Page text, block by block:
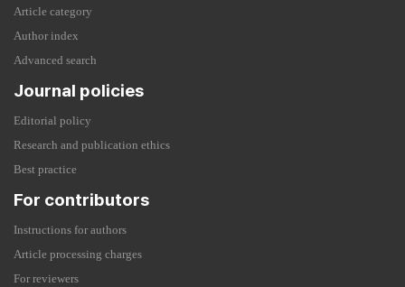
Article category
Author index
Advanced search
Journal policies
Editorial policy
Research and publication ethics
Best practice
For contributors
Instructions for authors
Article processing charges
For reviewers